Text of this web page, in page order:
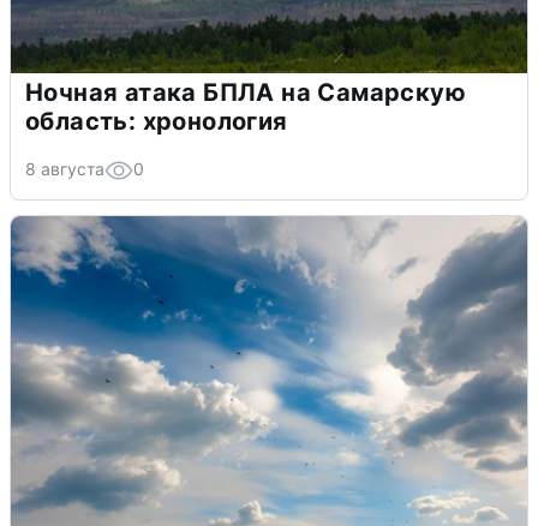
Ночная атака БПЛА на Самарскую
область: хронология
8 августа 0